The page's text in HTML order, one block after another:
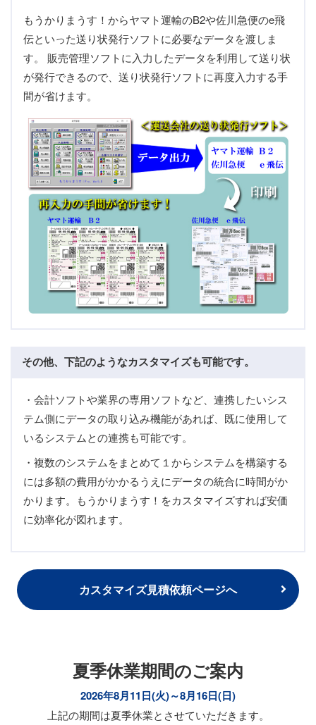
もうかりまうす！からヤマト運輸のB2や佐川急便のe飛
伝といった送り状発行ソフトに必要なデータを渡しま
す。 販売管理ソフトに入力したデータを利用して送り状
が発行できるので、送り状発行ソフトに再度入力する手
間が省けます。
その他、下記のようなカスタマイズも可能です。
・会計ソフトや業界の専用ソフトなど、連携したいシス
テム側にデータの取り込み機能があれば、既に使用して
いるシステムとの連携も可能です。
・複数のシステムをまとめて１からシステムを構築する
には多額の費用がかかるうえにデータの統合に時間がか
かります。もうかりまうす！をカスタマイズすれば安価
に効率化が図れます。
カスタマイズ見積依頼ページへ
夏季休業期間のご案内
2026年8月11日(火)～8月16日(日)
上記の期間は夏季休業とさせていただきます。